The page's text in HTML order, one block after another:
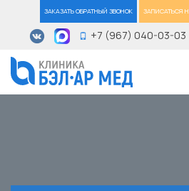
ЗАКАЗАТЬ ОБРАТНЫЙ ЗВОНОК ЗАПИСАТЬСЯ
+7 (967) 040-03-03